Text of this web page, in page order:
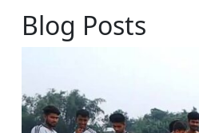
Blog Posts